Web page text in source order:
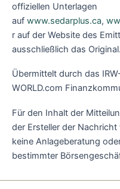
offiziellen Unterlagen
auf www.sedarplus.ca,
r auf der Website des
ausschließlich das Original.
Übermittelt durch das
WORLD.com
Für den Inhalt der
der Ersteller der
keine Anlageberatung
bestimmter